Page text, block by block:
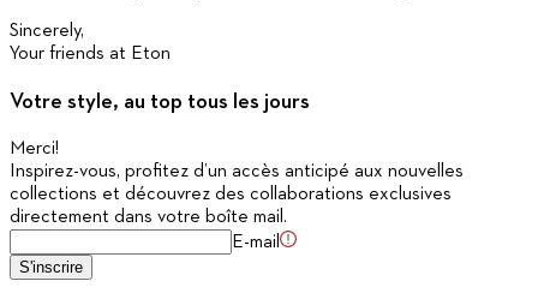
Sincerely,
Your friends at Eton
Votre style, au top tous les jours
Merci!
Inspirez-vous, profitez d’un accès anticipé aux nouvelles
collections et découvrez des collaborations exclusives
directement dans votre boîte mail.
E-mail
S'inscrire